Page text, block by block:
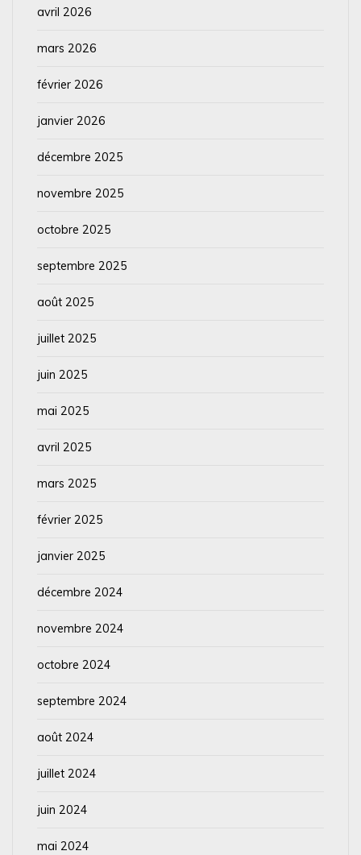
avril 2026
mars 2026
février 2026
janvier 2026
décembre 2025
novembre 2025
octobre 2025
septembre 2025
août 2025
juillet 2025
juin 2025
mai 2025
avril 2025
mars 2025
février 2025
janvier 2025
décembre 2024
novembre 2024
octobre 2024
septembre 2024
août 2024
juillet 2024
juin 2024
mai 2024